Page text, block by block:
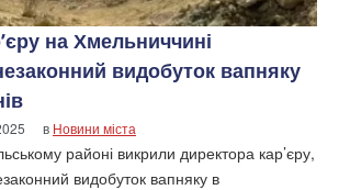
на Хмельниччині
видобуток вапняку
в Новини міста
районі викрили директора кар’єру,
видобуток вапняку в